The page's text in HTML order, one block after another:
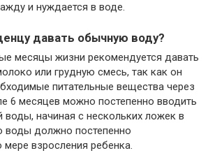
и нуждается в воде.
давать обычную воду?
месяцы жизни рекомендуется давать
или грудную смесь, так как он
питательные вещества через
6 месяцев можно постепенно вводить
начиная с нескольких ложек в
воды должно постепенно
мере взросления ребенка.